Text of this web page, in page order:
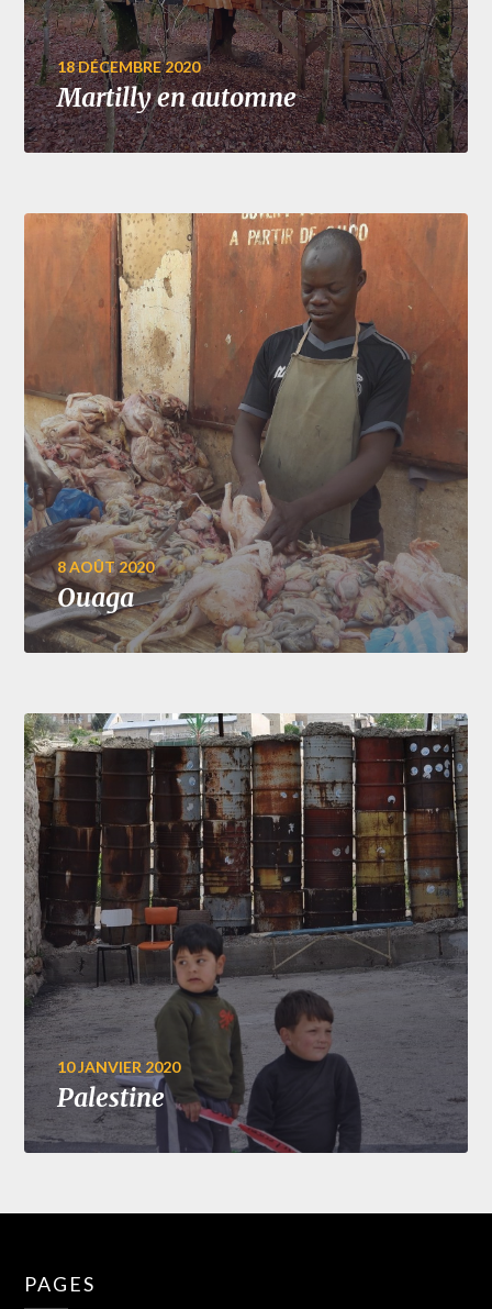
18 DÉCEMBRE 2020
Martilly en automne
8 AOÛT 2020
Ouaga
10 JANVIER 2020
Palestine
PAGES